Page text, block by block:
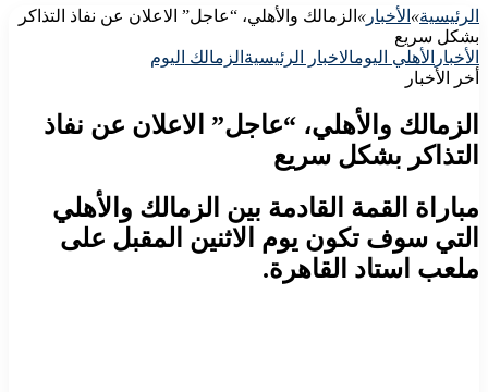
الرئيسية» الأخبار » الزمالك والأهلي، “عاجل” الاعلان عن نفاذ التذاكر
بشكل سريع
الأخبار الأهلي اليومالاخبار الرئيسية الزمالك اليوم
أخر الأخبار
الزمالك والأهلي، “عاجل” الاعلان عن نفاذ
التذاكر بشكل سريع
مباراة القمة القادمة بين الزمالك والأهلي
التي سوف تكون يوم الاثنين المقبل على
ملعب استاد القاهرة.